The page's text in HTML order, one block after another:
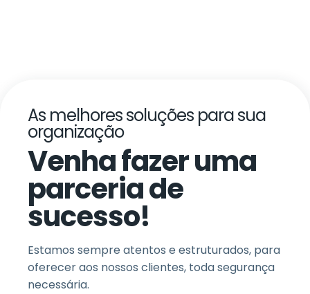
As melhores soluções para sua
organização
Venha fazer uma
parceria de
sucesso!
Estamos sempre atentos e estruturados, para
oferecer aos nossos clientes, toda segurança
necessária.